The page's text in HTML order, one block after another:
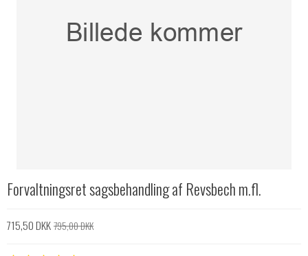
Forvaltningsret sagsbehandling af Revsbech m.fl.
715,50 DKK795,00 DKK